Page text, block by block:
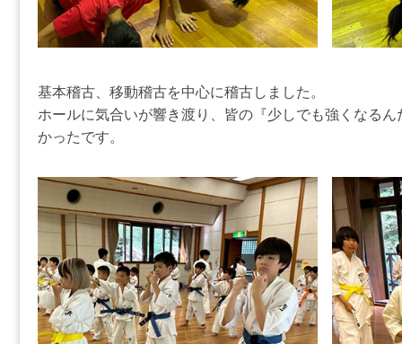
基本稽古、移動稽古を中心に稽古しました。
ホールに気合いが響き渡り、皆の『少しでも強くなる
かったです。